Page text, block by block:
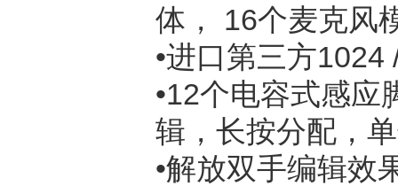
体， 16个麦克风
•进口第三方
•12个电容式感应
辑，长按分配，
•解放双手编辑效